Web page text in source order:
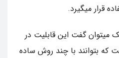
قرار میگیرد.
میتوان گفت این قابلیت در
که بتوانند با چند روش ساده